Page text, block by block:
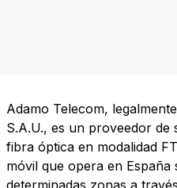
Adamo Telecom,
S.A.U., es un proveedor
fibra óptica en modalidad
móvil que opera en